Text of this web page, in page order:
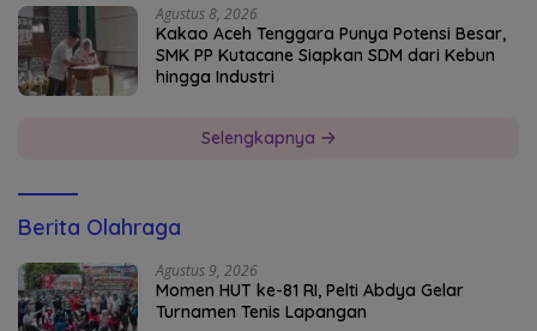
Agustus 8, 2026
Kakao Aceh Tenggara Punya Potensi Besar,
SMK PP Kutacane Siapkan SDM dari Kebun
hingga Industri
Selengkapnya
Berita Olahraga
Agustus 9, 2026
Momen HUT ke-81 RI, Pelti Abdya Gelar
Turnamen Tenis Lapangan